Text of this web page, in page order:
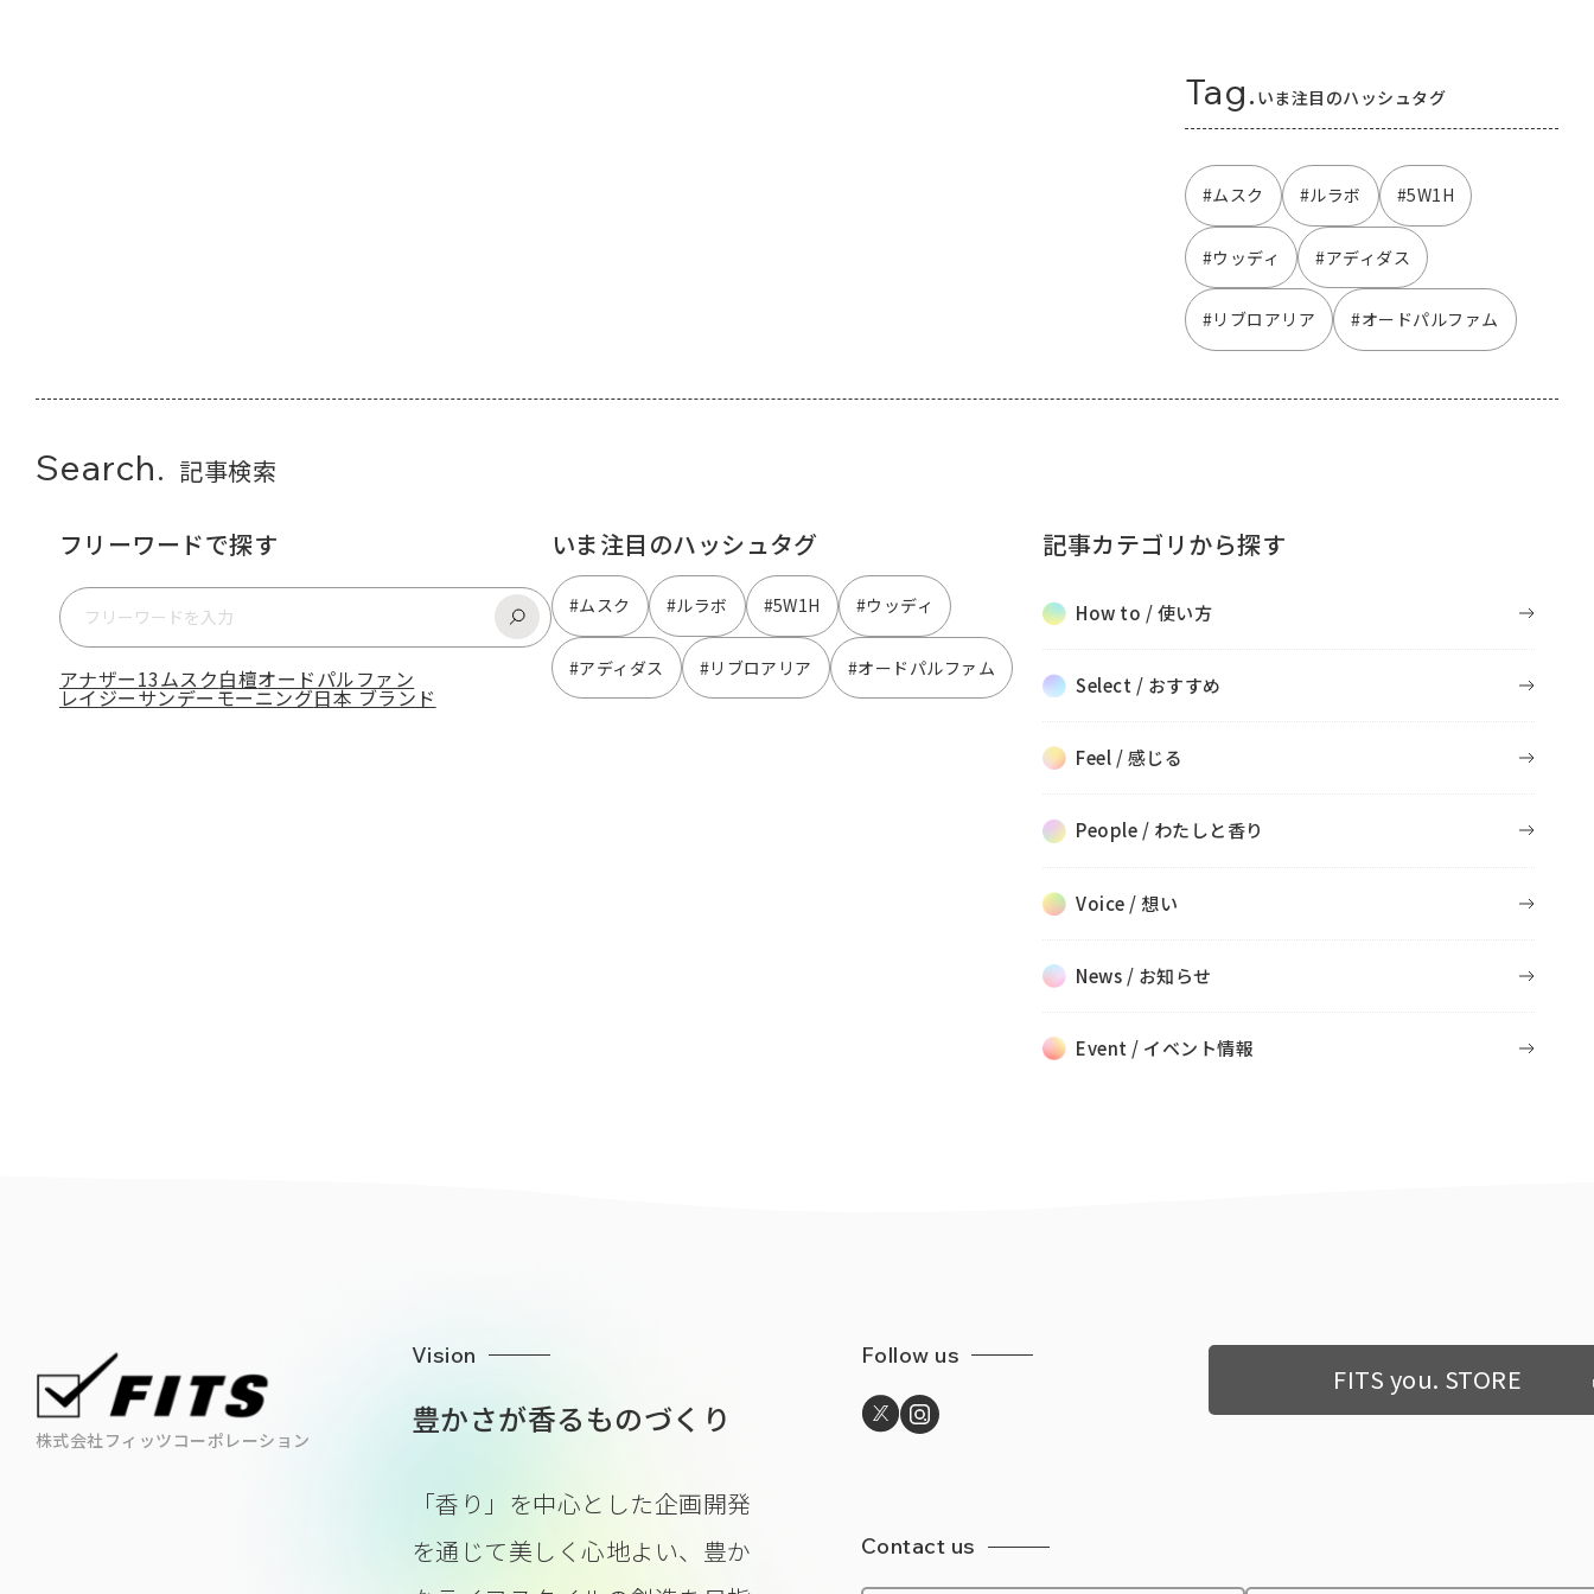
Tag. いま注目のハッシュタグ
#ムスク #ルラボ #5W1H
#ウッディ #アディダス
#リブロアリア #オードパルファム
Search. 記事検索
フリーワードで探す
アナザー13ムスク白檀オードパルファン
レイジーサンデーモーニング日本 ブランド
いま注目のハッシュタグ
#ムスク #ルラボ #5W1H #ウッディ
#アディダス #リブロアリア #オードパルファム
記事カテゴリから探す
How to / 使い方
Select / おすすめ
Feel / 感じる
People / わたしと香り
Voice / 想い
News / お知らせ
Event / イベント情報
株式会社フィッツコーポレーション
Vision
豊かさが香るものづくり
「香り」を中心とした企画開発
を通じて美しく心地よい、豊か
Follow us
FITS you. STORE
Contact us